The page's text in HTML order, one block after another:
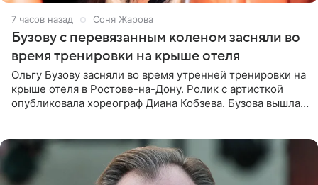
7 часов назад Соня Жарова
Бузову с перевязанным коленом засняли во
время тренировки на крыше отеля
Ольгу Бузову засняли во время утренней тренировки на
крыше отеля в Ростове-на-Дону. Ролик с артисткой
опубликовала хореограф Диана Кобзева. Бузова вышла